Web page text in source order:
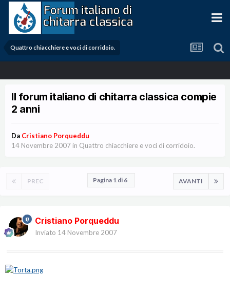
Quattro chiacchiere e voci di corridoio.
Il forum italiano di chitarra classica compie
2 anni
Da Cristiano Porqueddu
14 Novembre 2007 in Quattro chiacchiere e voci di corridoio.
PREC AVANTI
Pagina 1 di 6
Cristiano Porqueddu
Inviato 14 Novembre 2007